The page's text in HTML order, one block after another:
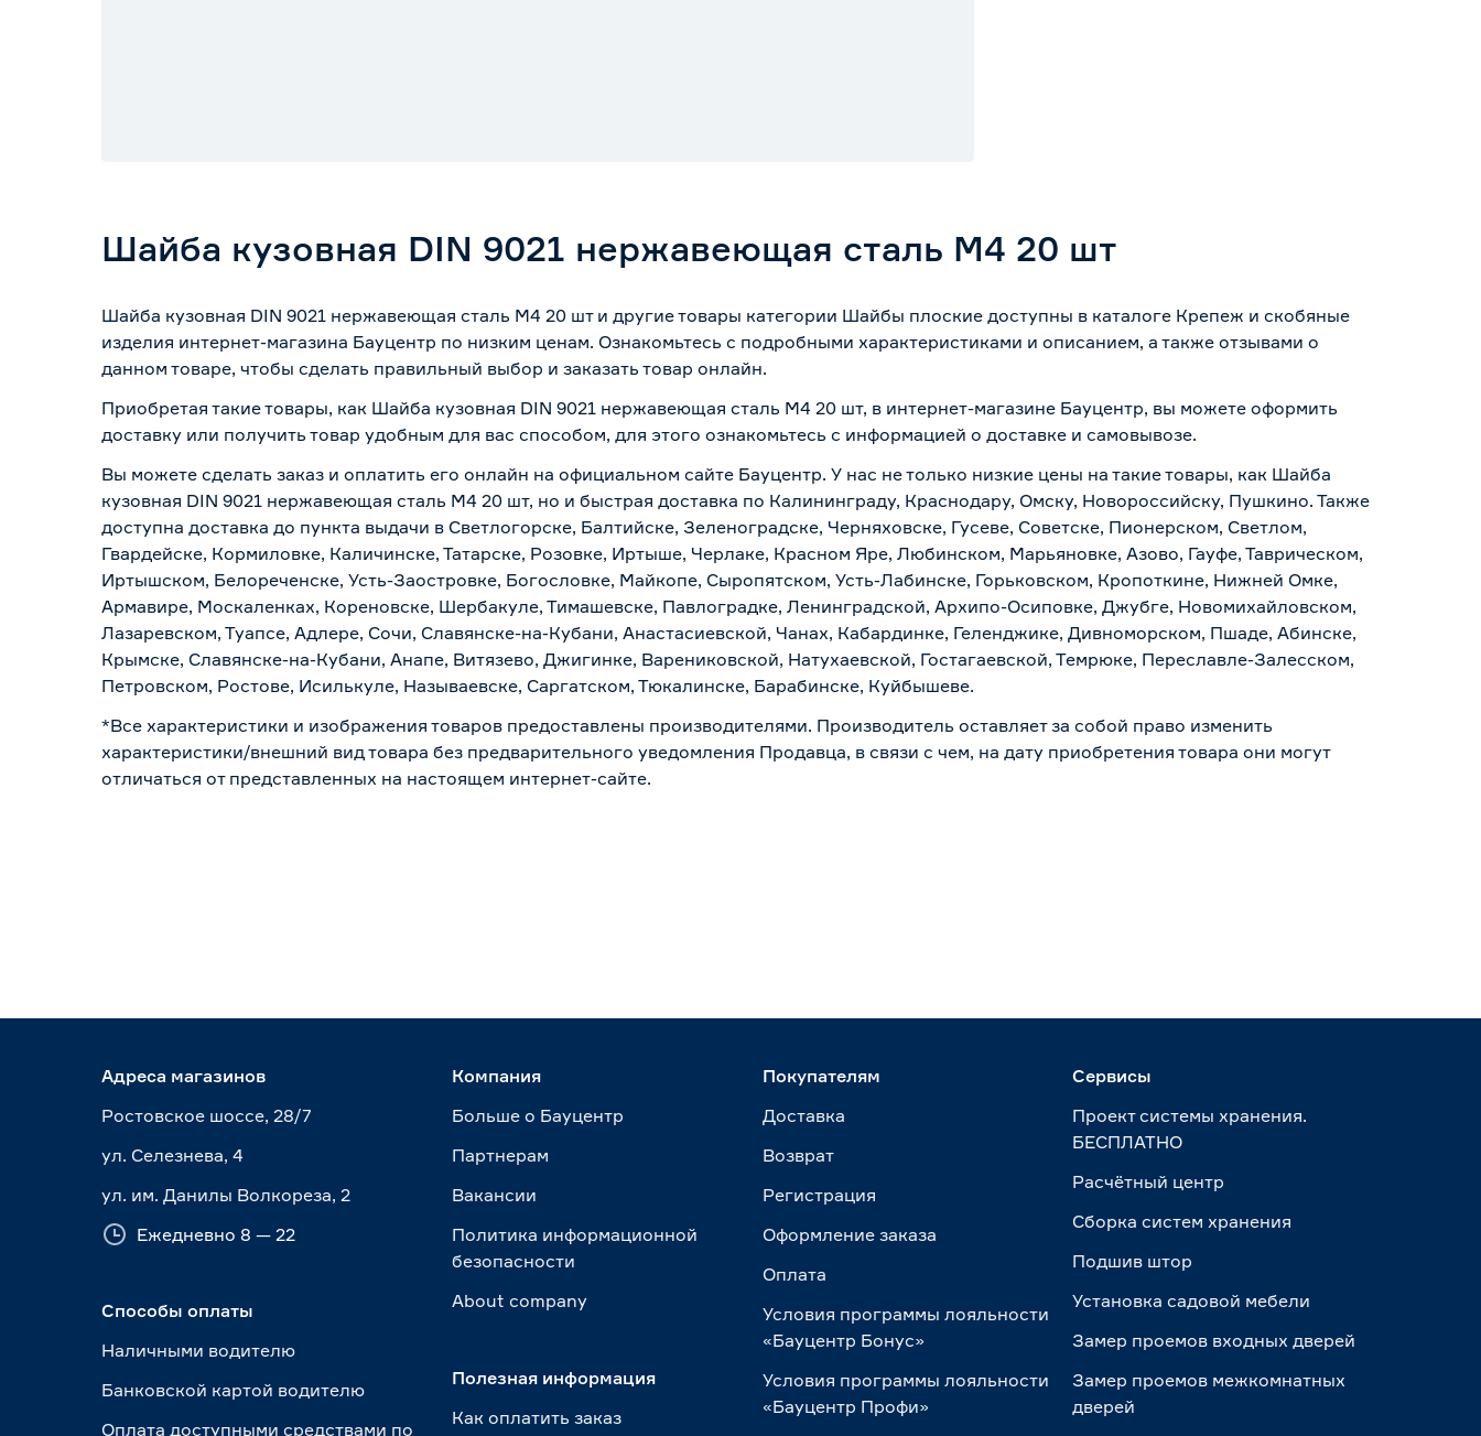
Шайба кузовная DIN 9021 нержавеющая сталь М4 20 шт
Шайба кузовная DIN 9021 нержавеющая сталь М4 20 шт и другие товары категории Шайбы плоские доступны в каталоге Крепеж и скобяные
изделия интернет-магазина Бауцентр по низким ценам. Ознакомьтесь с подробными характеристиками и описанием, а также отзывами о
данном товаре, чтобы сделать правильный выбор и заказать товар онлайн.
Приобретая такие товары, как Шайба кузовная DIN 9021 нержавеющая сталь М4 20 шт, в интернет-магазине Бауцентр, вы можете оформить
доставку или получить товар удобным для вас способом, для этого ознакомьтесь с информацией о доставке и самовывозе.
Вы можете сделать заказ и оплатить его онлайн на официальном сайте Бауцентр. У нас не только низкие цены на такие товары, как Шайба
кузовная DIN 9021 нержавеющая сталь М4 20 шт, но и быстрая доставка по Калининграду, Краснодару, Омску, Новороссийску, Пушкино. Также
доступна доставка до пункта выдачи в Светлогорске, Балтийске, Зеленоградске, Черняховске, Гусеве, Советске, Пионерском, Светлом,
Гвардейске, Кормиловке, Каличинске, Татарске, Розовке, Иртыше, Черлаке, Красном Яре, Любинском, Марьяновке, Азово, Гауфе, Таврическом,
Иртышском, Белореченске, Усть-Заостровке, Богословке, Майкопе, Сыропятском, Усть-Лабинске, Горьковском, Кропоткине, Нижней Омке,
Армавире, Москаленках, Кореновске, Шербакуле, Тимашевске, Павлоградке, Ленинградской, Архипо-Осиповке, Джубге, Новомихайловском,
Лазаревском, Туапсе, Адлере, Сочи, Славянске-на-Кубани, Анастасиевской, Чанах, Кабардинке, Геленджике, Дивноморском, Пшаде, Абинске,
Крымске, Славянске-на-Кубани, Анапе, Витязево, Джигинке, Варениковской, Натухаевской, Гостагаевской, Темрюке, Переславле-Залесском,
Петровском, Ростове, Исилькуле, Называевске, Саргатском, Тюкалинске, Барабинске, Куйбышеве.
*Все характеристики и изображения товаров предоставлены производителями. Производитель оставляет за собой право изменить
характеристики/внешний вид товара без предварительного уведомления Продавца, в связи с чем, на дату приобретения товара они могут
отличаться от представленных на настоящем интернет-сайте.
Адреса магазинов
Ростовское шоссе, 28/7
ул. Селезнева, 4
ул. им. Данилы Волкореза, 2
Ежедневно 8 — 22
Способы оплаты
Наличными водителю
Банковской картой водителю
Оплата доступными средствами по
Компания
Больше о Бауцентр
Партнерам
Вакансии
Политика информационной
безопасности
About сompany
Полезная информация
Как оплатить заказ
Покупателям
Доставка
Возврат
Регистрация
Оформление заказа
Оплата
Условия программы лояльности
«Бауцентр Бонус»
Условия программы лояльности
«Бауцентр Профи»
Сервисы
Проект системы хранения.
БЕСПЛАТНО
Расчётный центр
Сборка систем хранения
Подшив штор
Установка садовой мебели
Замер проемов входных дверей
Замер проемов межкомнатных
дверей